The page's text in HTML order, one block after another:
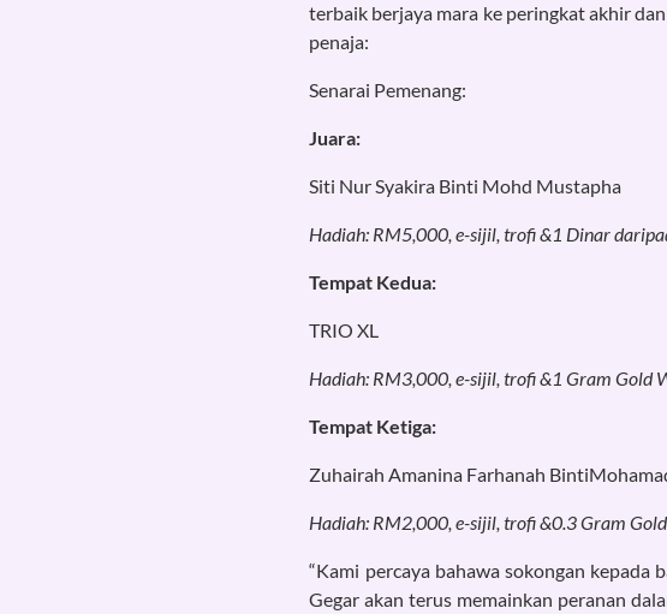
terbaik berjaya mara ke peringkat akhir
penaja:
Senarai Pemenang:
Juara:
Siti Nur Syakira Binti Mohd Mustapha
Hadiah: RM5,000, e-sijil, trofi &1 Dinar
Tempat Kedua:
TRIO XL
Hadiah: RM3,000, e-sijil, trofi &1 Gram Gold
Tempat Ketiga:
Zuhairah Amanina Farhanah
Hadiah: RM2,000, e-sijil, trofi &0.3 Gram
“Kami percaya bahawa sokongan
Gegar akan terus memainkan peranan